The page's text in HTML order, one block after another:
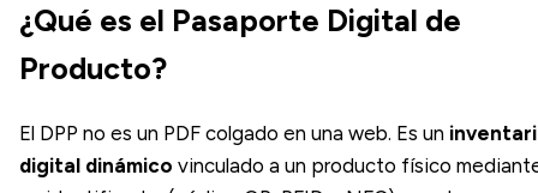
¿Qué es el Pasaporte Digital de
Producto?
El DPP no es un PDF colgado en una web. Es un
digital dinámico vinculado a un producto físico